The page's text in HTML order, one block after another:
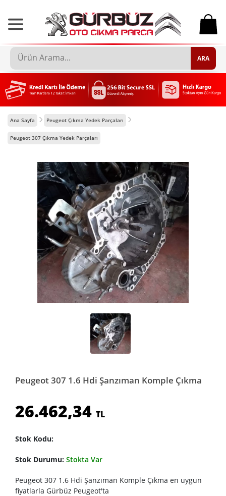
0
ARA
Ana Sayfa Peugeot Çıkma Yedek Parçaları
Peugeot 307 Çıkma Yedek Parçaları
Peugeot 307 1.6 Hdi Şanzıman Komple Çıkma
26.462,34 TL
Stok Kodu:
Stok Durumu: Stokta Var
Peugeot 307 1.6 Hdi Şanzıman Komple Çıkma en uygun
fiyatlarla Gürbüz Peugeot'ta